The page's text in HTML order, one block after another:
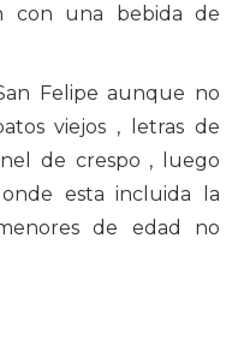
con una bebida de
Felipe aunque no
viejos , letras de
de crespo , luego
esta incluida la
de edad no